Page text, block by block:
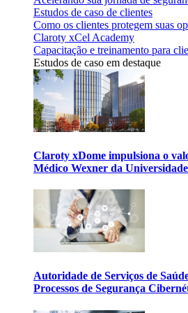
Estudos de caso de clientes
Como os clientes protegem suas
Claroty xCel Academy
Capacitação e treinamento para
Estudos de caso em destaque
Claroty xDome impulsiona o
Médico Wexner da
Autoridade de Serviços de
Processos de Segurança